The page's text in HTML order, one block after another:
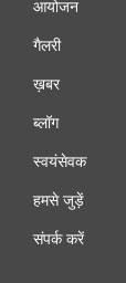
आयोजन
गैलरी
ख़बर
ब्लॉग
स्वयंसेवक
हमसे जुड़ें
संपर्क करें